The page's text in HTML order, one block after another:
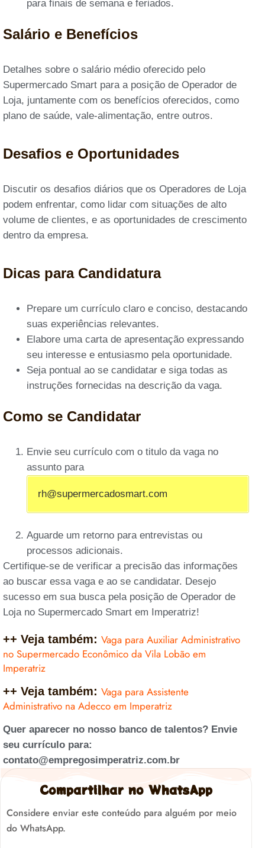
para finais de semana e feriados.
Salário e Benefícios
Detalhes sobre o salário médio oferecido pelo
Supermercado Smart para a posição de Operador de
Loja, juntamente com os benefícios oferecidos, como
plano de saúde, vale-alimentação, entre outros.
Desafios e Oportunidades
Discutir os desafios diários que os Operadores de Loja
podem enfrentar, como lidar com situações de alto
volume de clientes, e as oportunidades de crescimento
dentro da empresa.
Dicas para Candidatura
Prepare um currículo claro e conciso, destacando
suas experiências relevantes.
Elabore uma carta de apresentação expressando
seu interesse e entusiasmo pela oportunidade.
Seja pontual ao se candidatar e siga todas as
instruções fornecidas na descrição da vaga.
Como se Candidatar
Envie seu currículo com o titulo da vaga no
assunto para
rh@supermercadosmart.com
Aguarde um retorno para entrevistas ou
processos adicionais.
Certifique-se de verificar a precisão das informações
ao buscar essa vaga e ao se candidatar. Desejo
sucesso em sua busca pela posição de Operador de
Loja no Supermercado Smart em Imperatriz!
++ Veja também: Vaga para Auxiliar Administrativo
no Supermercado Econômico da Vila Lobão em
Imperatriz
++ Veja também: Vaga para Assistente
Administrativo na Adecco em Imperatriz
Quer aparecer no nosso banco de talentos? Envie
seu currículo para:
contato@empregosimperatriz.com.br
Compartilhar no WhatsApp
Considere enviar este conteúdo para alguém por meio
do WhatsApp.